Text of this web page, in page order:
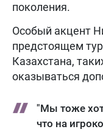
поколения.
Особый акцент
предстоящем
Казахстана,
оказываться
"Мы тоже
что на